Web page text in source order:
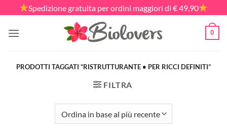
ai
contenuti
Spedizione gratuita per ordini maggiori di € 49,90
0
PRODOTTI TAGGATI “RISTRUTTURANTE • PER RICCI DEFINITI”
FILTRA